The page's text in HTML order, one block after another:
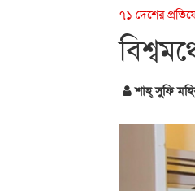
৭১ দেশের
শাহ্ সুফি